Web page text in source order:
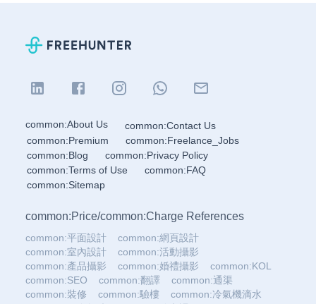
common:About Us
common:Contact Us
common:Premium
common:Freelance_Jobs
common:Blog
common:Privacy Policy
common:Terms of Use
common:FAQ
common:Sitemap
common:Price/common:Charge References
common:平面設計
common:網頁設計
common:室內設計
common:活動攝影
common:產品攝影
common:婚禮攝影
common:KOL
common:SEO
common:翻譯
common:通渠
common:裝修
common:驗樓
common:冷氣機滴水